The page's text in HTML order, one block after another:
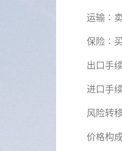
运输∶
保险∶
出口手
进口手
风险转
价格构